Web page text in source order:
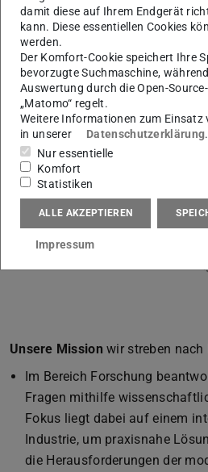
setzen wir auf die drei Säulen
Reaktionsfähigkeit und
wir nach Exzellenz auf unseren
Forschung, Lehre und Transfer.
Unsere Mission wir streben nach
Im Bereich Forschung
Fragen mithilfe
Fokus liegt dabei auf einem
Industrie, um praxisnahe
die Herausforderungen der
damit diese auf Ihrem Endgerät
kann. Diese essentiellen Cookies
werden.
Der Komfort-Cookie speichert Ihre
bevorzugte Suchmaschine,
Auswertung durch die Open-
„Matomo“ regelt.
Weitere Informationen zum Einsatz
in unserer
Datenschutzerklärung.
Nur essentielle
Komfort
Statistiken
ALLE AKZEPTIEREN
Impressum